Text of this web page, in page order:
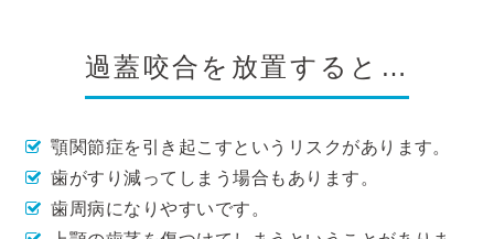
過蓋咬合を放置すると…
顎関節症を引き起こすというリスクがあります。
歯がすり減ってしまう場合もあります。
歯周病になりやすいです。